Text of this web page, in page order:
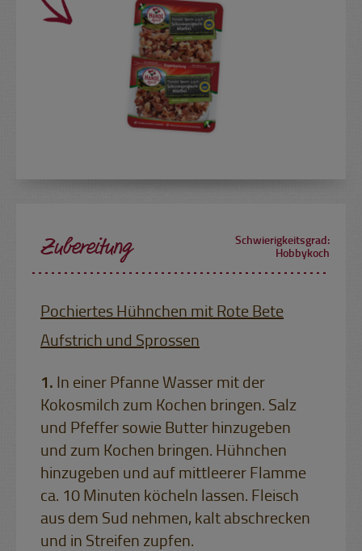
Zubereitung
Schwierigkeitsgrad:
Hobbykoch
Pochiertes Hühnchen mit Rote Bete
Aufstrich und Sprossen
In einer Pfanne Wasser mit der
Kokosmilch zum Kochen bringen. Salz
und Pfeffer sowie Butter hinzugeben
und zum Kochen bringen. Hühnchen
hinzugeben und auf mittleerer Flamme
ca. 10 Minuten köcheln lassen. Fleisch
aus dem Sud nehmen, kalt abschrecken
und in Streifen zupfen.